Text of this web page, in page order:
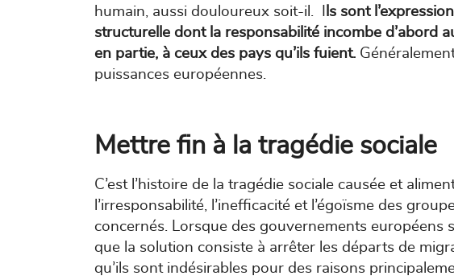
humain, aussi douloureux soit-il. I
ls sont
structurelle dont la responsabilité incombe d’abord
en partie, à ceux des pays qu’ils fuient.
puissances européennes.
Mettre fin à la tragédie sociale
C’est l’histoire de la tragédie sociale causée et
l’irresponsabilité, l’inefficacité et l’égoïsme des
concernés. Lorsque des gouvernements européens
que la solution consiste à arrêter les départs de
qu’ils sont indésirables pour des raisons